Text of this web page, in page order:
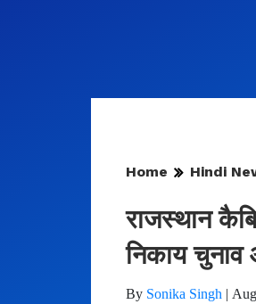
Home Hindi
राजस्थान
निकाय चुनाव
By Sonika Singh |